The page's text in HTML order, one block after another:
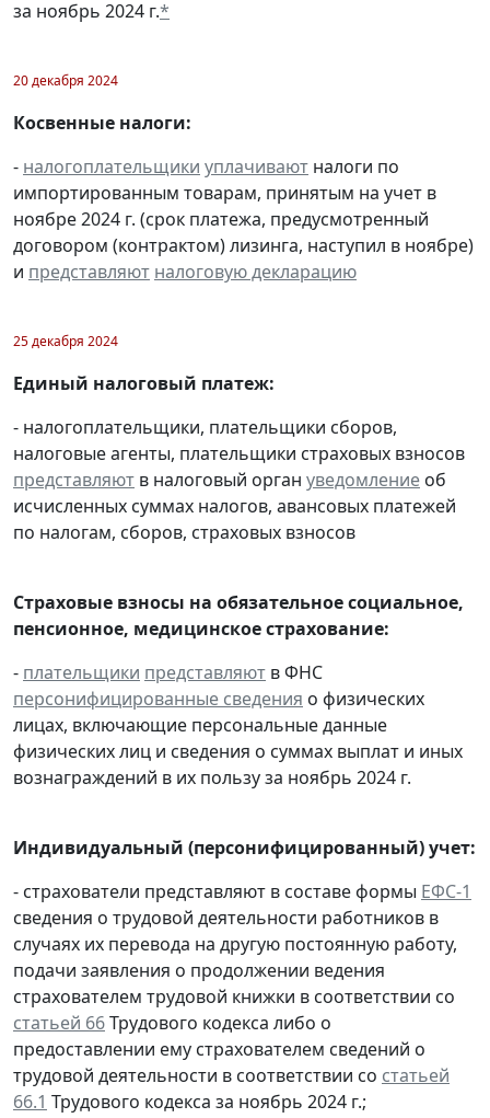
за ноябрь 2024 г.*
20 декабря 2024
Косвенные налоги:
- налогоплательщики уплачивают налоги по
импортированным товарам, принятым на учет в
ноябре 2024 г. (срок платежа, предусмотренный
договором (контрактом) лизинга, наступил в ноябре)
и представляют налоговую декларацию
25 декабря 2024
Единый налоговый платеж:
- налогоплательщики, плательщики сборов,
налоговые агенты, плательщики страховых взносов
представляют в налоговый орган уведомление об
исчисленных суммах налогов, авансовых платежей
по налогам, сборов, страховых взносов
Страховые взносы на обязательное социальное,
пенсионное, медицинское страхование:
- плательщики представляют в ФНС
персонифицированные сведения о физических
лицах, включающие персональные данные
физических лиц и сведения о суммах выплат и иных
вознаграждений в их пользу за ноябрь 2024 г.
Индивидуальный (персонифицированный) учет:
- страхователи представляют в составе формы ЕФС-1
сведения о трудовой деятельности работников в
случаях их перевода на другую постоянную работу,
подачи заявления о продолжении ведения
страхователем трудовой книжки в соответствии со
статьей 66Трудового кодекса либо о
предоставлении ему страхователем сведений о
трудовой деятельности в соответствии со статьей
66.1 Трудового кодекса за ноябрь 2024 г.;